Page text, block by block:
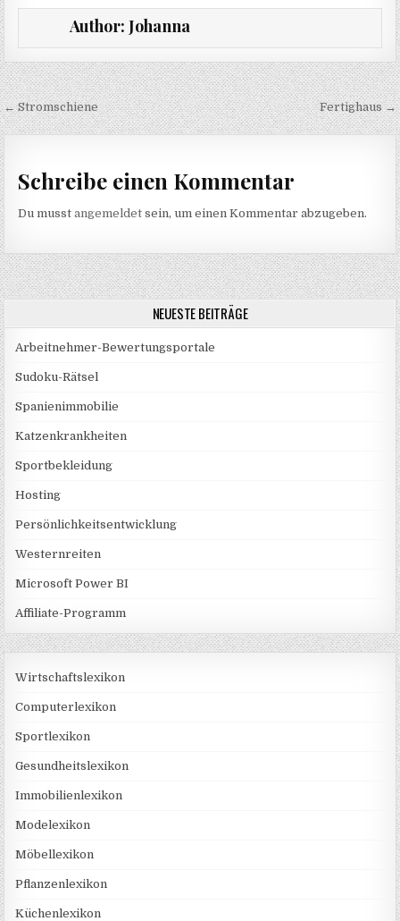
Author: Johanna
Beitragsnavigation
← Stromschiene Fertighaus →
Schreibe einen Kommentar
Du musstangemeldet sein, um einen Kommentar abzugeben.
NEUESTE BEITRÄGE
Arbeitnehmer-Bewertungsportale
Sudoku-Rätsel
Spanienimmobilie
Katzenkrankheiten
Sportbekleidung
Hosting
Persönlichkeitsentwicklung
Westernreiten
Microsoft Power BI
Affiliate-Programm
Wirtschaftslexikon
Computerlexikon
Sportlexikon
Gesundheitslexikon
Immobilienlexikon
Modelexikon
Möbellexikon
Pflanzenlexikon
Küchenlexikon